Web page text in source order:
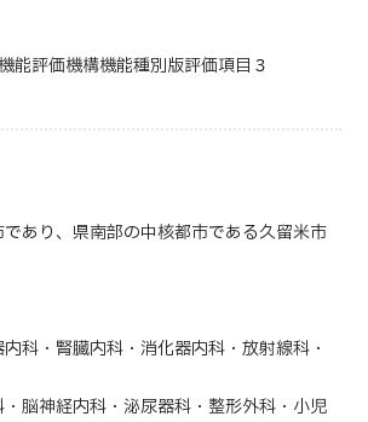
評価機構機能種別版評価項目３
あり、県南部の中核都市である久留米市
科・腎臓内科・消化器内科・放射線科・
脳神経内科・泌尿器科・整形外科・小児